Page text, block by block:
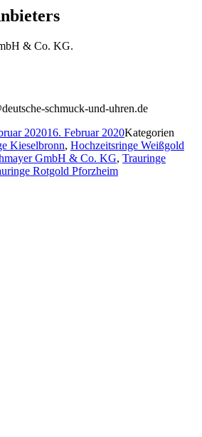
& Co. KG.
schmuck-und-uhren.de
202016. Februar 2020Kategorien
Kieselbronn, Hochzeitsringe Weißgold
GmbH & Co. KG, Trauringe
Rotgold Pforzheim